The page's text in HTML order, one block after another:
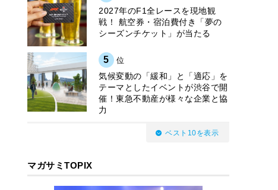
2027年のF1全レースを現地観
戦！ 航空券・宿泊費付き「夢の
シーズンチケット」が当たる
5 位
気候変動の「緩和」と「適応」を
テーマとしたイベントが渋谷で開
催！東急不動産が様々な企業と協
力
ベスト10を表示
マガサミTOPIX